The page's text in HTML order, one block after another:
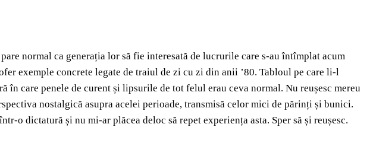
normal ca generația lor să fie interesată de lucrurile care s-au întîmplat acum
exemple concrete legate de traiul de zi cu zi din anii ’80. Tabloul pe care li-l
care penele de curent și lipsurile de tot felul erau ceva normal. Nu reușesc mereu
nostalgică asupra acelei perioade, transmisă celor mici de părinți și bunici.
o dictatură și nu mi-ar plăcea deloc să repet experiența asta. Sper să și reușesc.